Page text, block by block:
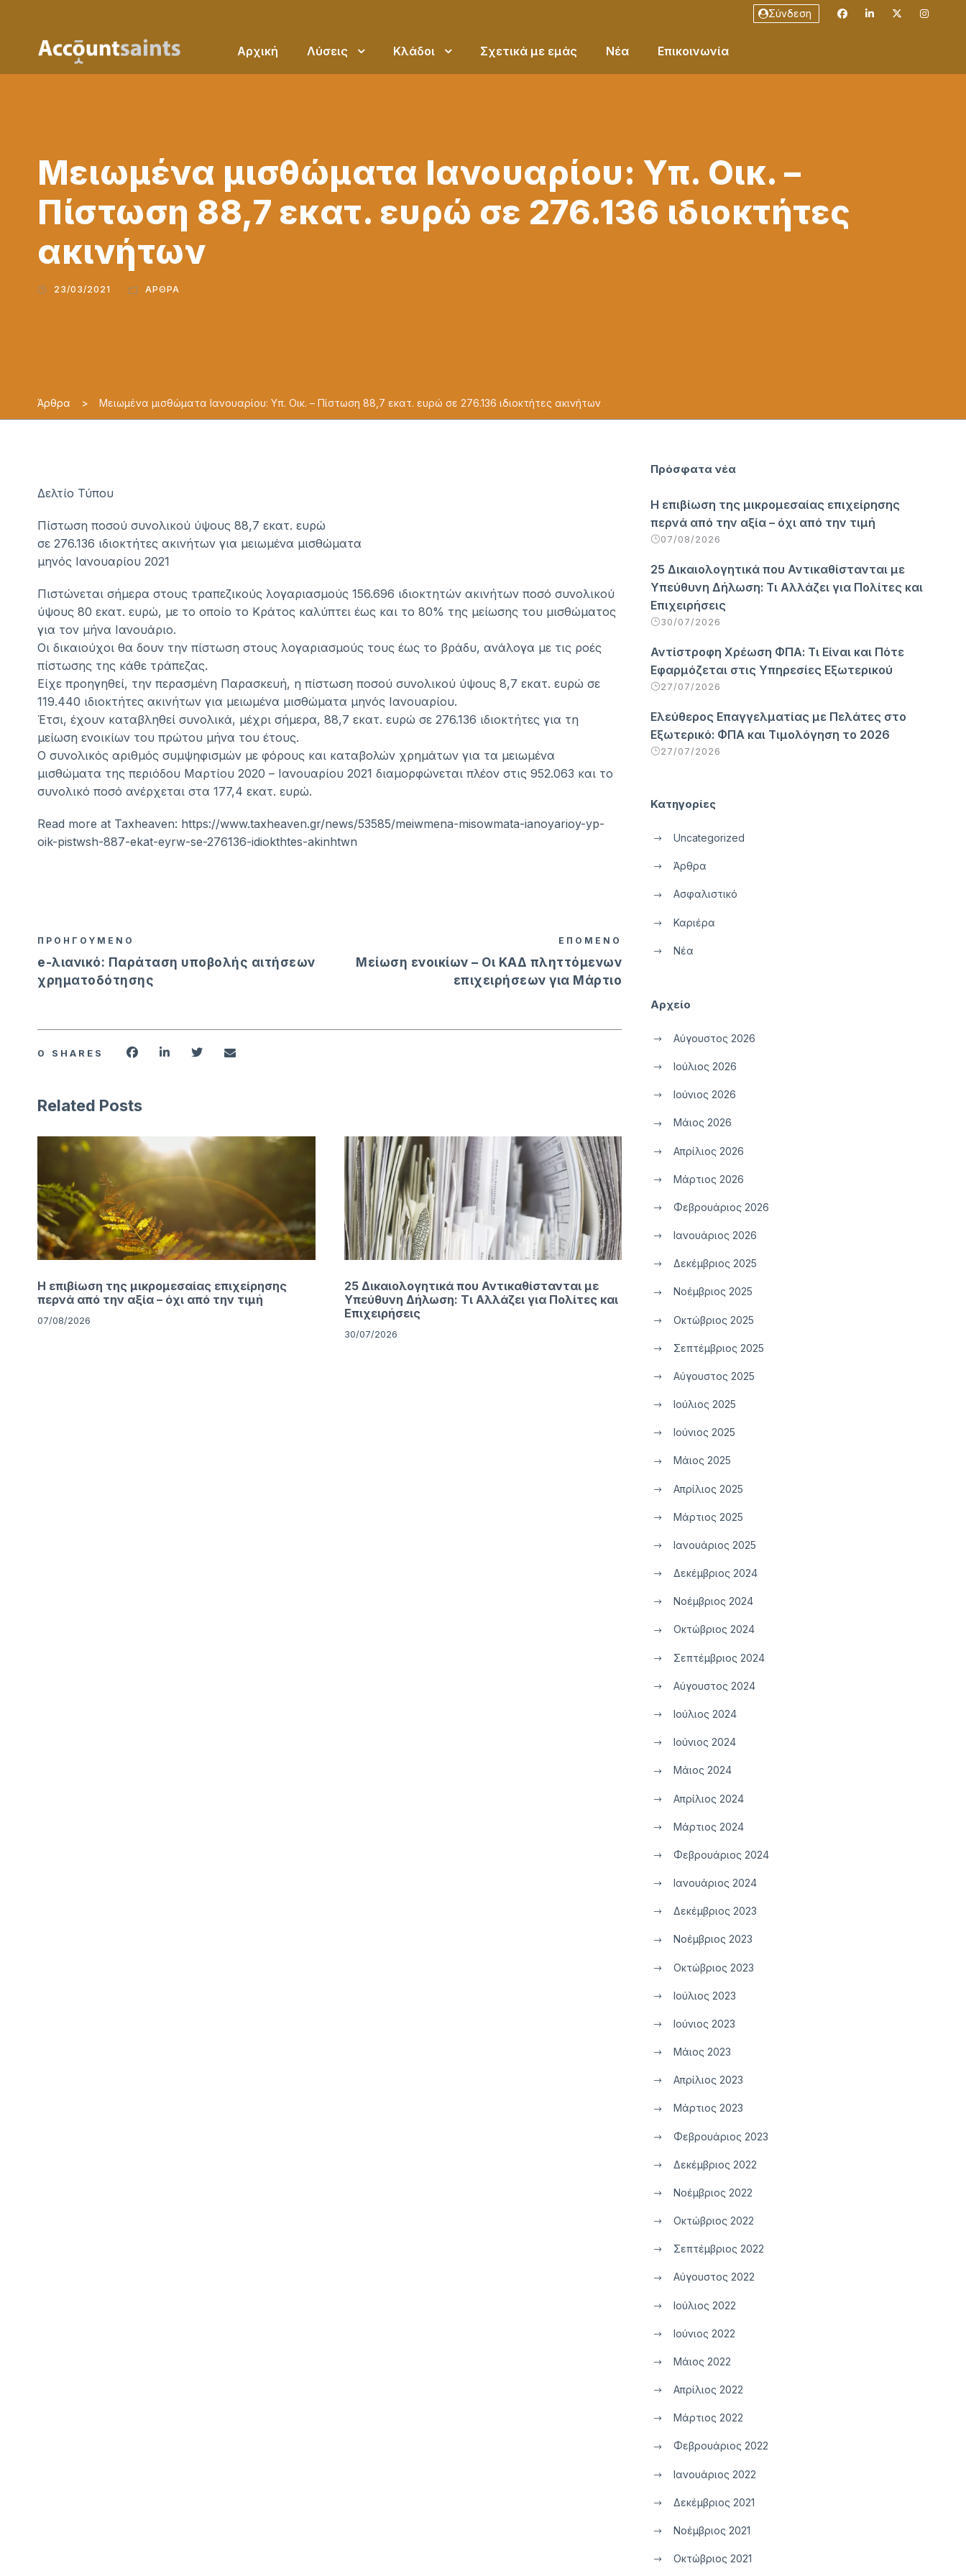
Σύνδεση
Αρχική Λύσεις Κλάδοι Σχετικά με εμάς Νέα Επικοινωνία
Μειωμένα μισθώματα Ιανουαρίου: Υπ. Οικ. –
Πίστωση 88,7 εκατ. ευρώ σε 276.136 ιδιοκτήτες
ακινήτων
23/03/2021 ΆΡΘΡΑ
Άρθρα > Μειωμένα μισθώματα Ιανουαρίου: Υπ. Οικ. – Πίστωση 88,7 εκατ. ευρώ σε 276.136 ιδιοκτήτες ακινήτων
Δελτίο Τύπου
Πίστωση ποσού συνολικού ύψους 88,7 εκατ. ευρώ
σε 276.136 ιδιοκτήτες ακινήτων για μειωμένα μισθώματα
μηνός Ιανουαρίου 2021
Πιστώνεται σήμερα στους τραπεζικούς λογαριασμούς 156.696 ιδιοκτητών ακινήτων ποσό συνολικού
ύψους 80 εκατ. ευρώ, με το οποίο το Κράτος καλύπτει έως και το 80% της μείωσης του μισθώματος
για τον μήνα Ιανουάριο.
Οι δικαιούχοι θα δουν την πίστωση στους λογαριασμούς τους έως το βράδυ, ανάλογα με τις ροές
πίστωσης της κάθε τράπεζας.
Είχε προηγηθεί, την περασμένη Παρασκευή, η πίστωση ποσού συνολικού ύψους 8,7 εκατ. ευρώ σε
119.440 ιδιοκτήτες ακινήτων για μειωμένα μισθώματα μηνός Ιανουαρίου.
Έτσι, έχουν καταβληθεί συνολικά, μέχρι σήμερα, 88,7 εκατ. ευρώ σε 276.136 ιδιοκτήτες για τη
μείωση ενοικίων του πρώτου μήνα του έτους.
Ο συνολικός αριθμός συμψηφισμών με φόρους και καταβολών χρημάτων για τα μειωμένα
μισθώματα της περιόδου Μαρτίου 2020 – Ιανουαρίου 2021 διαμορφώνεται πλέον στις 952.063 και το
συνολικό ποσό ανέρχεται στα 177,4 εκατ. ευρώ.
Read more at Taxheaven: https://www.taxheaven.gr/news/53585/meiwmena-misowmata-ianoyarioy-yp-
oik-pistwsh-887-ekat-eyrw-se-276136-idiokthtes-akinhtwn
ΠΡΟΗΓΟΥΜΕΝΟ
e-λιανικό: Παράταση υποβολής αιτήσεων
χρηματοδότησης
ΕΠΟΜΕΝΟ
Μείωση ενοικίων – Οι ΚΑΔ πληττόμενων
επιχειρήσεων για Μάρτιο
0 SHARES
Related Posts
Η επιβίωση της μικρομεσαίας επιχείρησης
περνά από την αξία – όχι από την τιμή
07/08/2026
25 Δικαιολογητικά που Αντικαθίστανται με
Υπεύθυνη Δήλωση: Τι Αλλάζει για Πολίτες και
Επιχειρήσεις
30/07/2026
Πρόσφατα νέα
Η επιβίωση της μικρομεσαίας επιχείρησης
περνά από την αξία – όχι από την τιμή
07/08/2026
25 Δικαιολογητικά που Αντικαθίστανται με
Υπεύθυνη Δήλωση: Τι Αλλάζει για Πολίτες και
Επιχειρήσεις
30/07/2026
Αντίστροφη Χρέωση ΦΠΑ: Τι Είναι και Πότε
Εφαρμόζεται στις Υπηρεσίες Εξωτερικού
27/07/2026
Ελεύθερος Επαγγελματίας με Πελάτες στο
Εξωτερικό: ΦΠΑ και Τιμολόγηση το 2026
27/07/2026
Κατηγορίες
Uncategorized
Άρθρα
Ασφαλιστικό
Καριέρα
Νέα
Αρχείο
Αύγουστος 2026
Ιούλιος 2026
Ιούνιος 2026
Μάιος 2026
Απρίλιος 2026
Μάρτιος 2026
Φεβρουάριος 2026
Ιανουάριος 2026
Δεκέμβριος 2025
Νοέμβριος 2025
Οκτώβριος 2025
Σεπτέμβριος 2025
Αύγουστος 2025
Ιούλιος 2025
Ιούνιος 2025
Μάιος 2025
Απρίλιος 2025
Μάρτιος 2025
Ιανουάριος 2025
Δεκέμβριος 2024
Νοέμβριος 2024
Οκτώβριος 2024
Σεπτέμβριος 2024
Αύγουστος 2024
Ιούλιος 2024
Ιούνιος 2024
Μάιος 2024
Απρίλιος 2024
Μάρτιος 2024
Φεβρουάριος 2024
Ιανουάριος 2024
Δεκέμβριος 2023
Νοέμβριος 2023
Οκτώβριος 2023
Ιούλιος 2023
Ιούνιος 2023
Μάιος 2023
Απρίλιος 2023
Μάρτιος 2023
Φεβρουάριος 2023
Δεκέμβριος 2022
Νοέμβριος 2022
Οκτώβριος 2022
Σεπτέμβριος 2022
Αύγουστος 2022
Ιούλιος 2022
Ιούνιος 2022
Μάιος 2022
Απρίλιος 2022
Μάρτιος 2022
Φεβρουάριος 2022
Ιανουάριος 2022
Δεκέμβριος 2021
Νοέμβριος 2021
Οκτώβριος 2021